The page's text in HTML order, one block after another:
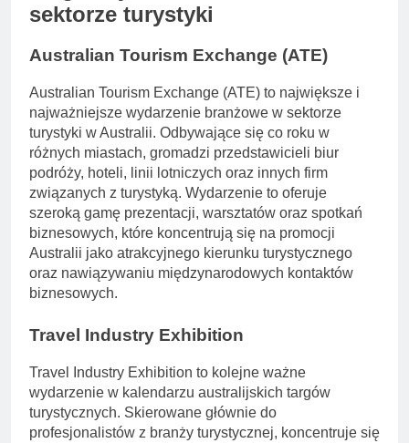
sektorze turystyki
Australian Tourism Exchange (ATE)
Australian Tourism Exchange (ATE) to największe i
najważniejsze wydarzenie branżowe w sektorze
turystyki w Australii. Odbywające się co roku w
różnych miastach, gromadzi przedstawicieli biur
podróży, hoteli, linii lotniczych oraz innych firm
związanych z turystyką. Wydarzenie to oferuje
szeroką gamę prezentacji, warsztatów oraz spotkań
biznesowych, które koncentrują się na promocji
Australii jako atrakcyjnego kierunku turystycznego
oraz nawiązywaniu międzynarodowych kontaktów
biznesowych.
Travel Industry Exhibition
Travel Industry Exhibition to kolejne ważne
wydarzenie w kalendarzu australijskich targów
turystycznych. Skierowane głównie do
profesjonalistów z branży turystycznej, koncentruje się